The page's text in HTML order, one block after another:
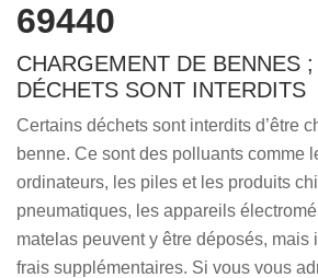
69440
CHARGEMENT DE BENNES
DÉCHETS SONT INTERDITS
Certains déchets sont interdits d’être
benne. Ce sont des polluants comme
ordinateurs, les piles et les produits
pneumatiques, les appareils
matelas peuvent y être déposés, mais
frais supplémentaires. Si vous vous